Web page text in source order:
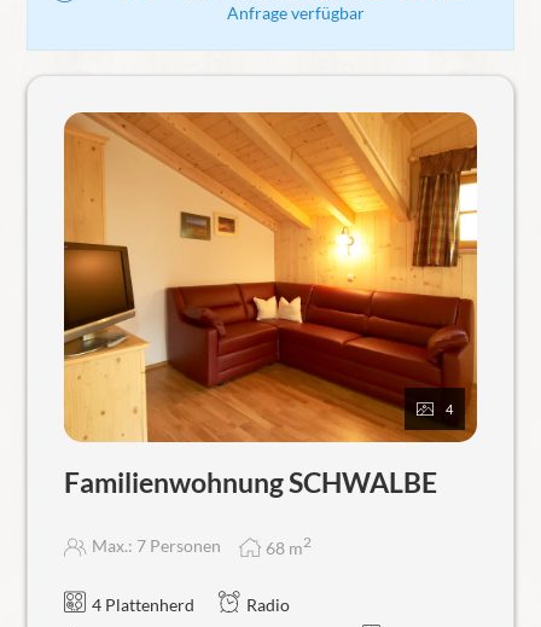
Anfrage verfügbar
4
Familienwohnung SCHWALBE
Max.: 7 Personen 68 m2
4 Plattenherd
Radio